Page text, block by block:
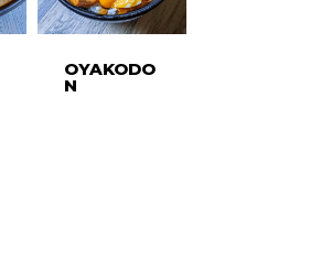
OYAKODO
N